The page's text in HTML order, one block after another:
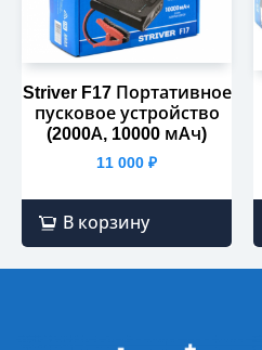
Striver F17 Портативное
пусковое устройство
(2000А, 10000 мАч)
11 000 ₽
В корзину